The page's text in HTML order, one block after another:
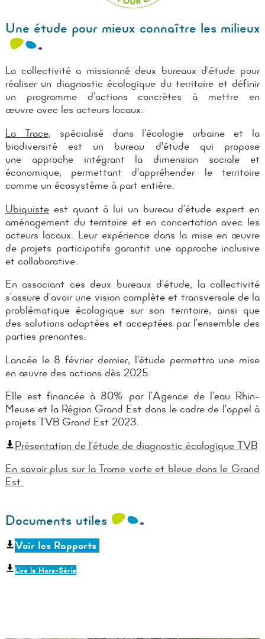
Une étude pour mieux connaître les milieux
La collectivité a missionné deux bureaux d’étude pour
réaliser un diagnostic écologique du territoire et définir
un programme d’actions concrètes à mettre en
œuvre avec les acteurs locaux.
La Trace, spécialisé dans l’écologie urbaine et la
biodiversité est un bureau d'étude qui propose
une approche intégrant la dimension sociale et
économique, permettant d'appréhender le territoire
comme un écosystème à part entière.
Ubiquisteest quant à lui un bureau d’étude expert en
aménagement du territoire et en concertation avec les
acteurs locaux. Leur expérience dans la mise en œuvre
de projets participatifs garantit une approche inclusive
et collaborative.
En associant ces deux bureaux d’étude, la collectivité
s’assure d’avoir une vision complète et transversale de la
problématique écologique sur son territoire, ainsi que
des solutions adaptées et acceptées par l’ensemble des
parties prenantes.
Lancée le 8 février dernier, l'étude permettra une mise
en œuvre des actions dès 2025.
Elle est financée à 80% par l’Agence de l’eau Rhin-
Meuse et la Région Grand Est dans le cadre de l’appel à
projets TVB Grand Est 2023.
Présentation de l'étude de diagnostic écologique TVB
En savoir plus sur la Trame verte et bleue dans le Grand
Est
Documents utiles
Voir les Rapports
Lire le Hors-Série